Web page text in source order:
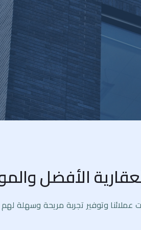
الأفضل
عملائنا وتوفير تجربة مريحة وسهلة لهم